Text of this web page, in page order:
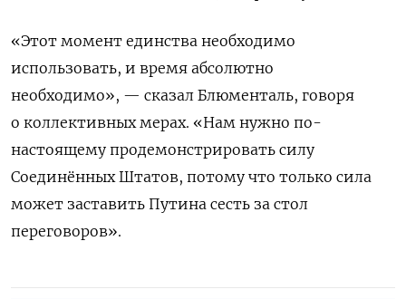
«Этот момент единства необходимо
использовать, и время абсолютно
необходимо», — сказал Блюменталь, говоря
о коллективных мерах. «Нам нужно по-
настоящему продемонстрировать силу
Соединённых Штатов, потому что только сила
может заставить Путина сесть за стол
переговоров».